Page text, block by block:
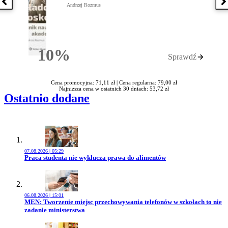
Poprzednia książka
10%Rabatu
Andrzej Rozmus
Sprawdź
Cena promocyjna: 71,11 zł | Cena regularna: 79,00 zł
Najniższa cena w ostatnich 30 dniach: 53,72 zł
Ostatnio dodane
07.08.2026 | 05:29
Przejdź do artykułu:
Praca studenta nie wyklucza prawa do alimentów
06.08.2026 | 15:01
Przejdź do artykułu:
MEN: Tworzenie miejsc przechowywania telefonów w szkołach to nie
zadanie ministerstwa